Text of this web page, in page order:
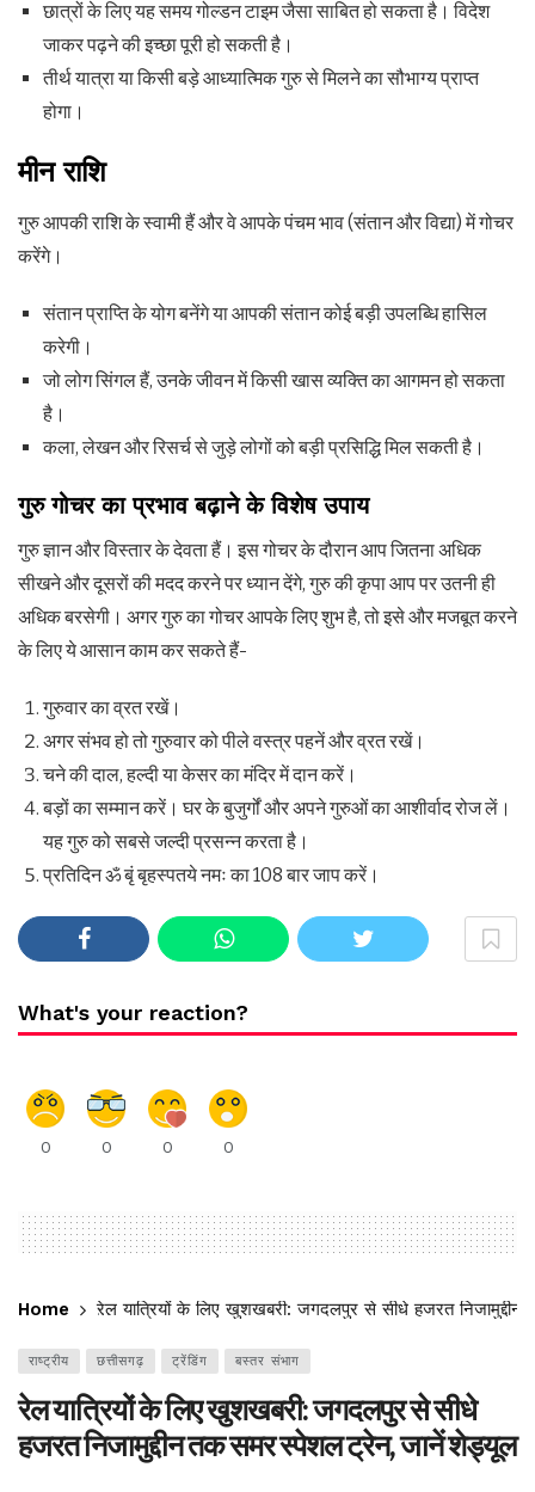
छात्रों के लिए यह समय गोल्डन टाइम जैसा साबित हो सकता है। विदेश
जाकर पढ़ने की इच्छा पूरी हो सकती है।
तीर्थ यात्रा या किसी बड़े आध्यात्मिक गुरु से मिलने का सौभाग्य प्राप्त
होगा।
मीन राशि
गुरु आपकी राशि के स्वामी हैं और वे आपके पंचम भाव (संतान और विद्या) में गोचर
करेंगे।
संतान प्राप्ति के योग बनेंगे या आपकी संतान कोई बड़ी उपलब्धि हासिल
करेगी।
जो लोग सिंगल हैं, उनके जीवन में किसी खास व्यक्ति का आगमन हो सकता
है।
कला, लेखन और रिसर्च से जुड़े लोगों को बड़ी प्रसिद्धि मिल सकती है।
गुरु गोचर का प्रभाव बढ़ाने के विशेष उपाय
गुरु ज्ञान और विस्तार के देवता हैं। इस गोचर के दौरान आप जितना अधिक
सीखने और दूसरों की मदद करने पर ध्यान देंगे, गुरु की कृपा आप पर उतनी ही
अधिक बरसेगी। अगर गुरु का गोचर आपके लिए शुभ है, तो इसे और मजबूत करने
के लिए ये आसान काम कर सकते हैं-
गुरुवार का व्रत रखें।
अगर संभव हो तो गुरुवार को पीले वस्त्र पहनें और व्रत रखें।
चने की दाल, हल्दी या केसर का मंदिर में दान करें।
बड़ों का सम्मान करें। घर के बुजुर्गों और अपने गुरुओं का आशीर्वाद रोज लें।
यह गुरु को सबसे जल्दी प्रसन्न करता है।
प्रतिदिन ॐ बृं बृहस्पतये नमः का 108 बार जाप करें।
What's your reaction?
0 0 0 0
Home रेल यात्रियों के लिए खुशखबरी: जगदलपुर से सीधे हजरत
राष्ट्रीय छत्तीसगढ़ ट्रेंडिंग बस्तर संभाग
रेल यात्रियों के लिए खुशखबरी: जगदलपुर से सीधे
हजरत निजामुद्दीन तक समर स्पेशल ट्रेन, जानें शेड्यूल